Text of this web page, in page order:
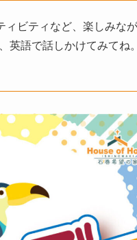
ビティなど、楽しみな
英語で話しかけてみてね